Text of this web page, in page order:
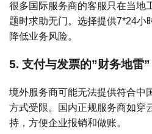
很多国际服务商的客服只在当地
题时求助无门。选择提供7*24小
降低业务风险。
5. 支付与发票的”财务地雷”
境外服务商可能无法提供符合中
方式受限。国内正规服务商如穿
持，方便企业报销和做账。